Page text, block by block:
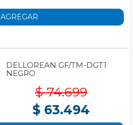
AGREGAR
DELLOREAN GF/TM-DGT1
NEGRO
$ 74.699
$ 63.494